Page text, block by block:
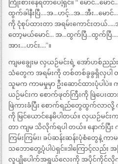
ကြိုးစားနေရတာပေါ့ရှင်။ “ မောင်…
ထွက်ခါနီးပြီ….အ…ဟင့်…အ…အီး…မောင်
ကို ငုံစုပ်ထားတာ အရမ်းကောင်းတယ်
တော့မယ်မောင်… အ…ထွက်ပြီ…ထွက်ပြီ….စု
အား….ဟင်း….”။
ကျမချွေးမ လှယဉ်မင်းရဲ့ အော်ဟစ်ညည်
သံတွေက အရမ်းကို တစ်တစ်ခွခွရှိလှပါ တ
သူမက ကာမမှုမှာ ဦးဆောင်ထားပုံပါပဲ
ယဉ်မင်းက စောက်ဖုတ်ကြီးကို ဖြဲပေးထာ
ဖြဲကားခံပြီး စောက်ရည်တွေထွက်လာလို့ က
ကို မြင်ယောင်နေမိပါတယ်။ လှယဉ်မ
တာ ကျမ သိလိုက်ရပါ တယ်။ နောက်ပြီး က
ကြမ်းကြမ်း၊ ခပ်ဆန်းဆန်းပုံစံတွေနဲ့ က
သဘောတွေ့ပုံပါပဲရှင်။ဒါကြောင့်လည်
လူပျိုပေါက်အရွယ်လေးကို အပိုင်ကိုင်လို